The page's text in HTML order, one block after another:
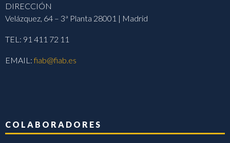
DIRECCIÓN
Velázquez, 64 – 3ª Planta 28001 | Madrid
TEL: 91 411 72 11
EMAIL:fiab@fiab.es
COLABORADORES